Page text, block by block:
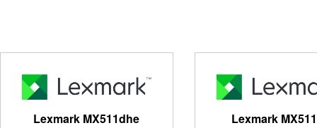
Lexmark
Lexmark MX511dhe